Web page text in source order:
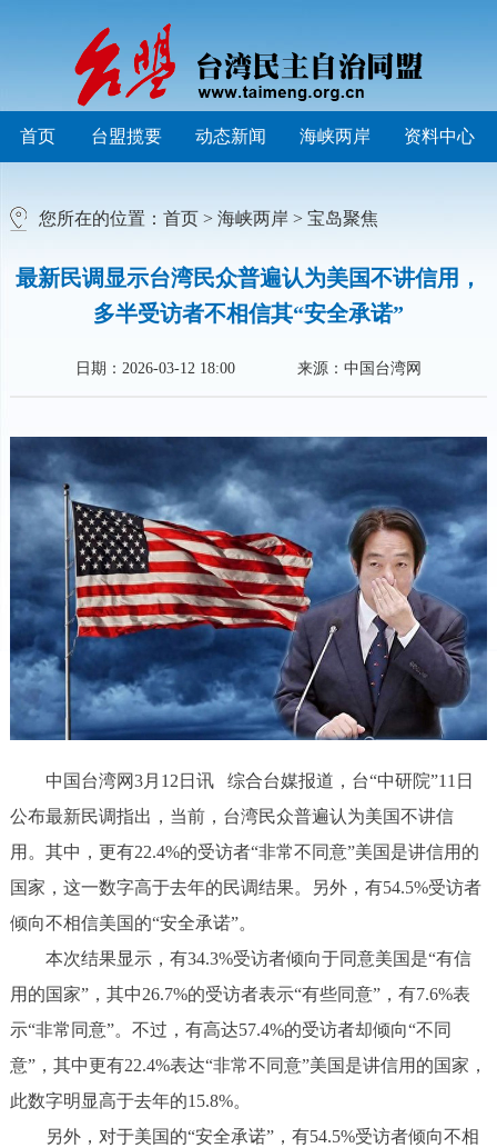
首页 台盟揽要 动态新闻 海峡两岸 资料中心
您所在的位置： 首页> 海峡两岸 > 宝岛聚焦
最新民调显示台湾民众普遍认为美国不讲信用，
多半受访者不相信其“安全承诺”
日期：2026-03-12 18:00 来源：中国台湾网
中国台湾网3月12日讯 综合台媒报道，台“中研院”11日
公布最新民调指出，当前，台湾民众普遍认为美国不讲信
用。其中，更有22.4%的受访者“非常不同意”美国是讲信用的
国家，这一数字高于去年的民调结果。另外，有54.5%受访者
倾向不相信美国的“安全承诺”。
本次结果显示，有34.3%受访者倾向于同意美国是“有信
用的国家”，其中26.7%的受访者表示“有些同意”，有7.6%表
示“非常同意”。不过，有高达57.4%的受访者却倾向“不同
意”，其中更有22.4%表达“非常不同意”美国是讲信用的国家，
此数字明显高于去年的15.8%。
另外，对于美国的“安全承诺”，有54.5%受访者倾向不相